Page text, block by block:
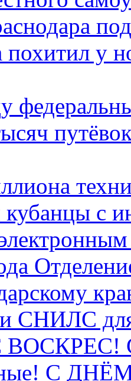
у
с
СНИЛС
С
C